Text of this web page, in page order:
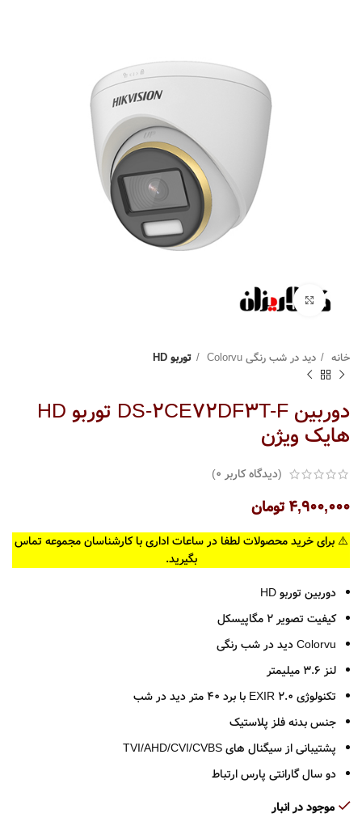
Click to enlarge
خانه دید در شب رنگی Colorvu توربو HD
دوربین DS-2CE72DF3T-F توربو HD
هایک ویژن
(دیدگاه کاربر 0
)
۴,۹۰۰,۰۰۰ تومان
⚠️ برای خرید محصولات لطفا در ساعات اداری با کارشناسان مجموعه تماس
بگیرید.
دوربین توربو HD
کیفیت تصویر 2 مگاپیسکل
Colorvu دید در شب رنگی
لنز 3.6 میلیمتر
تکنولوژی EXIR 2.0 با برد 40 متر دید در شب
جنس بدنه فلز پلاستیک
پشتیبانی از سیگنال های TVI/AHD/CVI/CVBS
دو سال گارانتی پارس ارتباط
موجود در انبار